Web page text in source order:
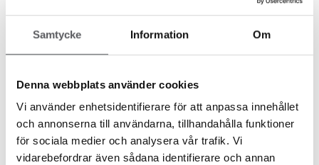
Samtycke Information Om
Denna webbplats använder cookies
Vi använder enhetsidentifierare för att anpassa innehållet
och annonserna till användarna, tillhandahålla funktioner
för sociala medier och analysera vår trafik. Vi
vidarebefordrar även sådana identifierare och annan
Lignende hus